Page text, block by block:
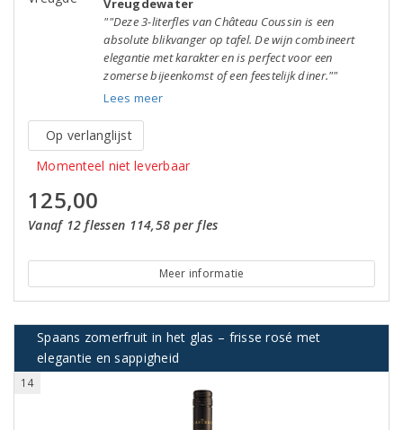
Vreugdewater
""Deze 3-literfles van Château Coussin is een
absolute blikvanger op tafel. De wijn combineert
elegantie met karakter en is perfect voor een
zomerse bijeenkomst of een feestelijk diner.""
Lees meer
Op verlanglijst
Momenteel niet leverbaar
125,00
Vanaf 12 flessen 114,58 per fles
Meer informatie
Spaans zomerfruit in het glas – frisse rosé met
elegantie en sappigheid
14